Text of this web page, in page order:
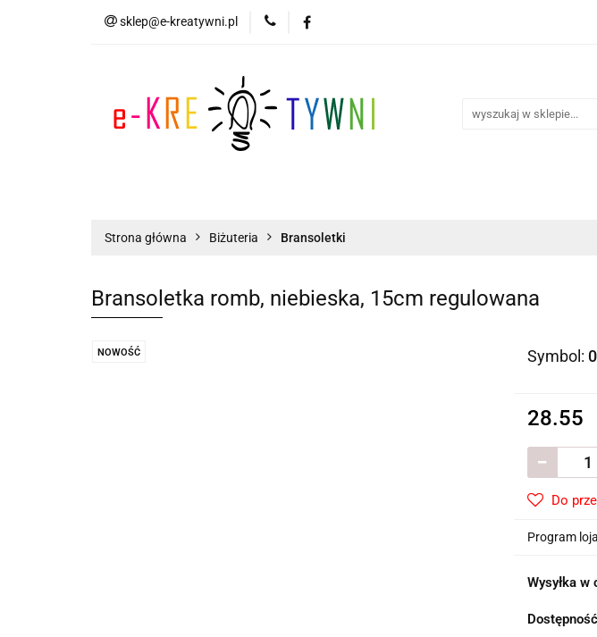
sklep@e-kreatywni.pl
Tworzenie Biżuterii
Biżuteria Nowości
Strona główna Biżuteria Bransoletki
Bransoletka romb, niebieska, 15cm regulowana
NOWOŚĆ Symbol:
28.55
Do
Program
Wysyłka w
Dostępność